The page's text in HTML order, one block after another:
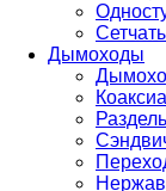
Дымоходы